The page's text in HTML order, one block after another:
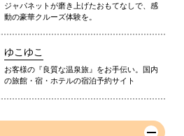
ジャパネットが磨き上げたおもてなしで、感
動の豪華クルーズ体験を。
ゆこゆこ
お客様の『良質な温泉旅』をお手伝い。国内
の旅館・宿・ホテルの宿泊予約サイト